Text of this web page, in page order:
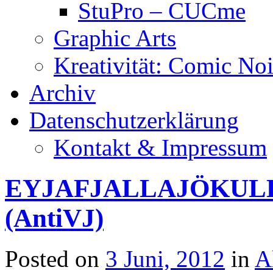
StuPro – CUCme
Graphic Arts
Kreativität: Comic
Archiv
Datenschutzerklärung
Kontakt & Impressum
(AntiVJ)
Posted on 3 Juni, 2012 in